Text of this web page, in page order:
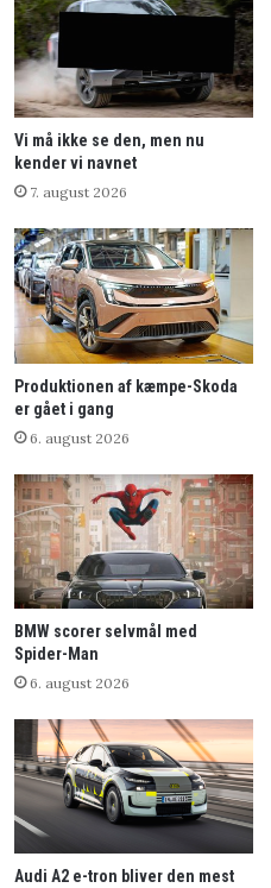
Vi må ikke se den, men nu
kender vi navnet
7. august 2026
Produktionen af kæmpe-Skoda
er gået i gang
6. august 2026
BMW scorer selvmål med
Spider-Man
6. august 2026
Audi A2 e-tron bliver den mest